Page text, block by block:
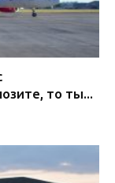
то ты...